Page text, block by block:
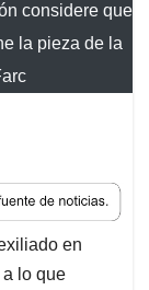
considere que
la pieza de la
en
lo que